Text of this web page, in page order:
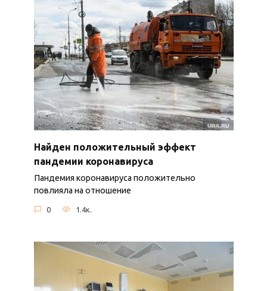
Найден положительный эффект
пандемии коронавируса
Пандемия коронавируса положительно
повлияла на отношение
0 1.4к.